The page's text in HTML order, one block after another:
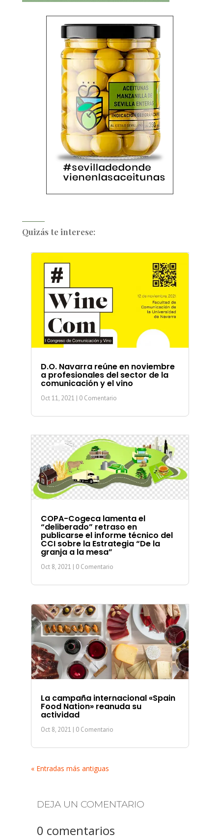
Quizás te interese:
D.O. Navarra reúne en noviembre
a profesionales del sector de la
comunicación y el vino
Oct 11, 2021 | 0 Comentario
COPA-Cogeca lamenta el
“deliberado” retraso en
publicarse el informe técnico del
CCI sobre la Estrategia “De la
granja a la mesa”
Oct 8, 2021 | 0 Comentario
La campaña internacional «Spain
Food Nation» reanuda su
actividad
Oct 8, 2021 | 0 Comentario
« Entradas más antiguas
DEJA UN COMENTARIO
0 comentarios